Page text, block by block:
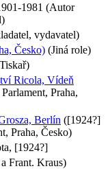
1981 (Autor
vydavatel)
Česko) (Jiná role)
Ricola, Vídeň
Praha,
Berlín ([1924?]
Praha, Česko)
[1924?]
Frant. Kraus)